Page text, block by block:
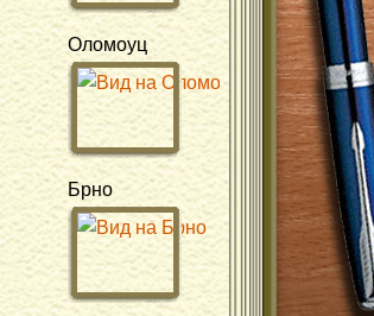
Оломоуц
Брно